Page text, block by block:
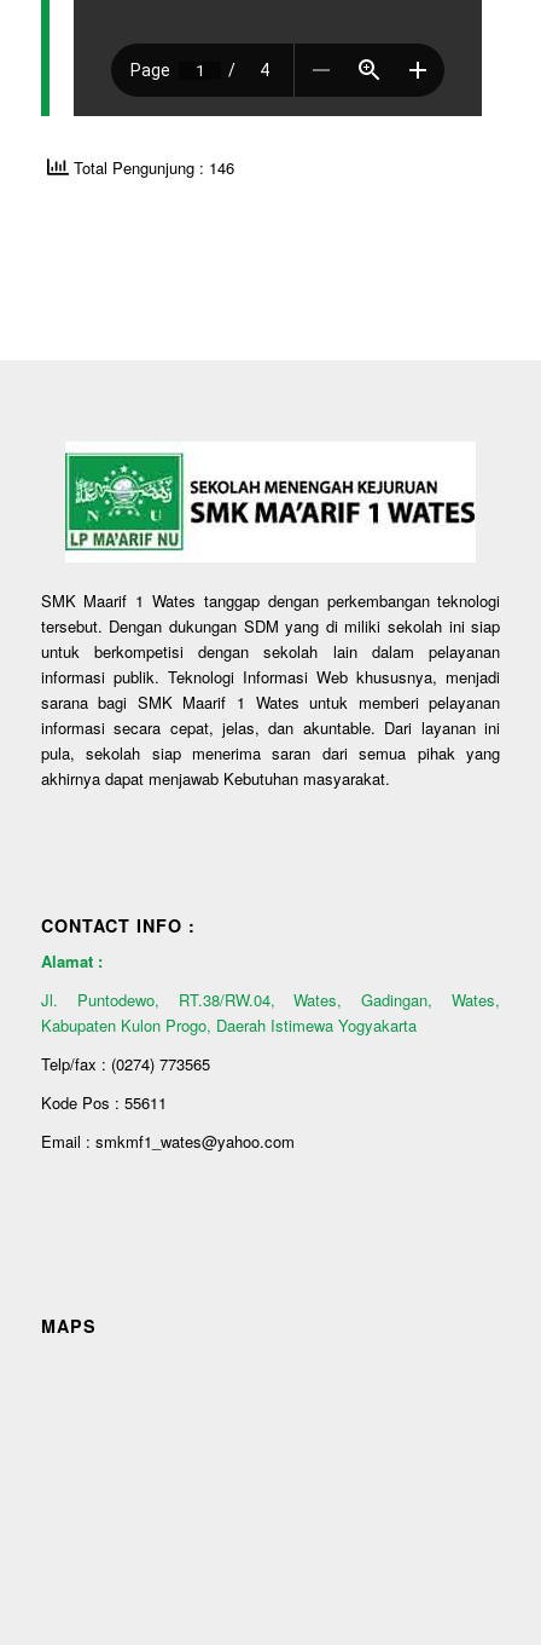
Total Pengunjung : 146
SMK Maarif 1 Wates tanggap dengan perkembangan teknologi
tersebut. Dengan dukungan SDM yang di miliki sekolah ini siap
untuk berkompetisi dengan sekolah lain dalam pelayanan
informasi publik. Teknologi Informasi Web khususnya, menjadi
sarana bagi SMK Maarif 1 Wates untuk memberi pelayanan
informasi secara cepat, jelas, dan akuntable. Dari layanan ini
pula, sekolah siap menerima saran dari semua pihak yang
akhirnya dapat menjawab Kebutuhan masyarakat.
CONTACT INFO :
Alamat :
Jl. Puntodewo, RT.38/RW.04, Wates, Gadingan, Wates,
Kabupaten Kulon Progo, Daerah Istimewa Yogyakarta
Telp/fax : (0274) 773565
Kode Pos : 55611
Email : smkmf1_wates@yahoo.com
MAPS